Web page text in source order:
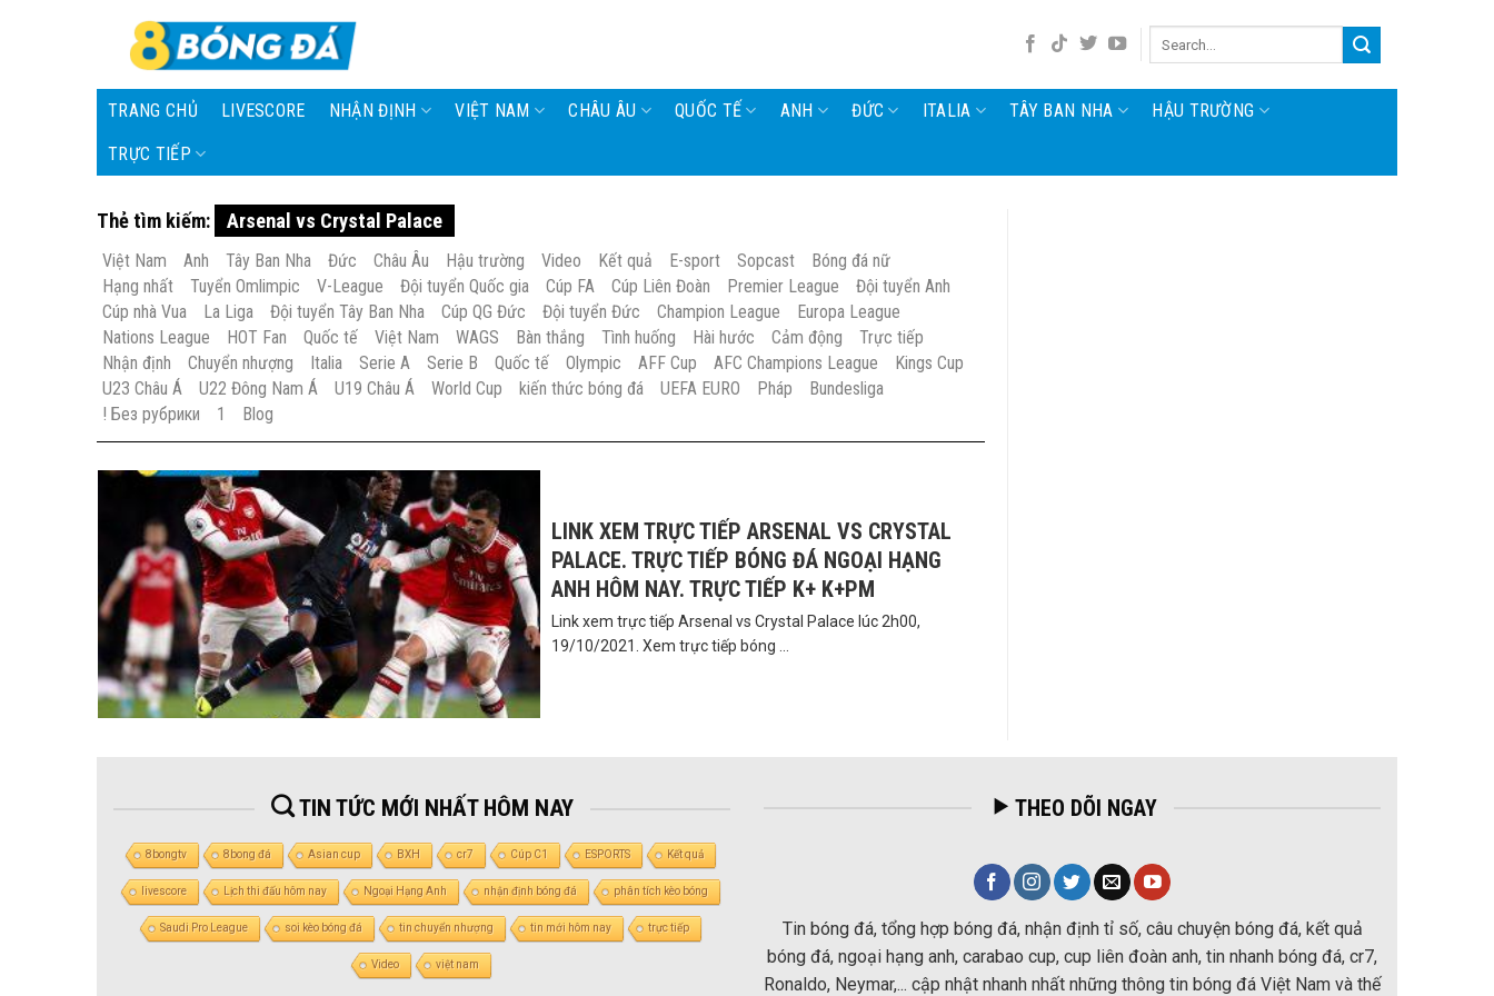
content
TRANG CHỦ
LIVESCORE NHẬN ĐỊNH VIỆT NAM CHÂU ÂU QUỐC TẾ ANH ĐỨC ITALIA TÂY BAN NHA HẬU TRƯỜNG
TRỰC TIẾP
Thẻ tìm kiếm: Arsenal vs Crystal Palace
Việt Nam Anh Tây Ban Nha Đức Châu Âu Hậu trường Video Kết quả E-sport Sopcast
Bóng đá nữ
Hạng nhất
Tuyển Omlimpic V-League Đội tuyển Quốc gia Cúp FA Cúp Liên Đoàn Premier League
Đội tuyển Anh
Cúp nhà Vua
La Liga Đội tuyển Tây Ban Nha Cúp QG Đức Đội tuyển Đức Champion League
Europa League
Nations League
HOT Fan Quốc tế Việt Nam WAGS Bàn thắng Tình huống Hài hước Cảm động
Trực tiếp
Nhận định
Chuyển nhượng Italia Serie A Serie B Quốc tế Olympic AFF Cup AFC Champions League
Kings Cup
U23 Châu Á
U22 Đông Nam Á U19 Châu Á World Cup kiến thức bóng đá UEFA EURO Pháp
Bundesliga
! Без рубрики
1 Blog
LINK XEM TRỰC TIẾP ARSENAL VS CRYSTAL
PALACE. TRỰC TIẾP BÓNG ĐÁ NGOẠI HẠNG
ANH HÔM NAY. TRỰC TIẾP K+ K+PM
Link xem trực tiếp Arsenal vs Crystal Palace lúc 2h00,
19/10/2021. Xem trực tiếp bóng ...
TIN TỨC MỚI NHẤT HÔM NAY
8bongtv 8bong đá Asian cup BXH cr7 Cúp C1 ESPORTS Kết quả
livescore Lịch thi đấu hôm nay Ngoại Hạng Anh nhận định bóng đá phân tích kèo bóng
Saudi Pro League soi kèo bóng đá tin chuyển nhượng tin mới hôm nay trực tiếp
Video việt nam
THEO DÕI NGAY
Tin bóng đá, tổng hợp bóng đá, nhận định tỉ số, câu chuyện bóng đá, kết quả
bóng đá, ngoại hạng anh, carabao cup, cup liên đoàn anh, tin nhanh bóng đá, cr7,
Ronaldo, Neymar,... cập nhật nhanh nhất những thông tin bóng đá Việt Nam và thế